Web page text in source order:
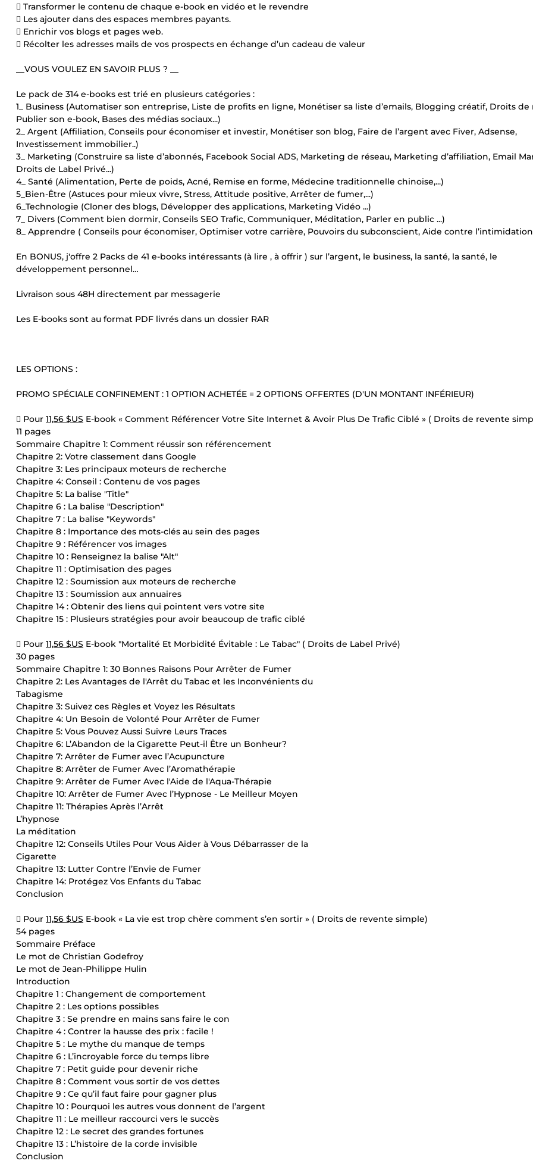
 Transformer le contenu de chaque e-book en vidéo et le revendre
 Les ajouter dans des espaces membres payants.
 Enrichir vos blogs et pages web.
 Récolter les adresses mails de vos prospects en échange d’un cadeau de valeur
__VOUS VOULEZ EN SAVOIR PLUS ? __
Le pack de 314 e-books est trié en plusieurs catégories :
1_ Business (Automatiser son entreprise, Liste de profits en ligne, Monétiser sa liste d’emails, Blogging créatif, Droits de
Publier son e-book, Bases des médias sociaux...)
2_ Argent (Affiliation, Conseils pour économiser et investir, Monétiser son blog, Faire de l’argent avec Fiver, Adsense,
Investissement immobilier..)
3_ Marketing (Construire sa liste d’abonnés, Facebook Social ADS, Marketing de réseau, Marketing d’affiliation, Email
Droits de Label Privé...)
4_ Santé (Alimentation, Perte de poids, Acné, Remise en forme, Médecine traditionnelle chinoise,...)
5_Bien-Être (Astuces pour mieux vivre, Stress, Attitude positive, Arrêter de fumer,...)
6_Technologie (Cloner des blogs, Développer des applications, Marketing Vidéo ...)
7_ Divers (Comment bien dormir, Conseils SEO Trafic, Communiquer, Méditation, Parler en public ...)
8_ Apprendre ( Conseils pour économiser, Optimiser votre carrière, Pouvoirs du subconscient, Aide contre
En BONUS, j'offre 2 Packs de 41 e-books intéressants (à lire , à offrir ) sur l’argent, le business, la santé, la santé, le
développement personnel…
Livraison sous 48H directement par messagerie
Les E-books sont au format PDF livrés dans un dossier RAR
LES OPTIONS :
PROMO SPÉCIALE CONFINEMENT : 1 OPTION ACHETÉE = 2 OPTIONS OFFERTES (D'UN MONTANT INFÉRIEUR)
 Pour 11,56 $US E-book « Comment Référencer Votre Site Internet & Avoir Plus De Trafic Ciblé » ( Droits de revente
11 pages
Sommaire Chapitre 1: Comment réussir son référencement
Chapitre 2: Votre classement dans Google
Chapitre 3: Les principaux moteurs de recherche
Chapitre 4: Conseil : Contenu de vos pages
Chapitre 5: La balise "Title"
Chapitre 6 : La balise "Description"
Chapitre 7 : La balise "Keywords"
Chapitre 8 : Importance des mots-clés au sein des pages
Chapitre 9 : Référencer vos images
Chapitre 10 : Renseignez la balise "Alt"
Chapitre 11 : Optimisation des pages
Chapitre 12 : Soumission aux moteurs de recherche
Chapitre 13 : Soumission aux annuaires
Chapitre 14 : Obtenir des liens qui pointent vers votre site
Chapitre 15 : Plusieurs stratégies pour avoir beaucoup de trafic ciblé
 Pour 11,56 $US E-book "Mortalité Et Morbidité Évitable : Le Tabac" ( Droits de Label Privé)
30 pages
Sommaire Chapitre 1: 30 Bonnes Raisons Pour Arrêter de Fumer
Chapitre 2: Les Avantages de l'Arrêt du Tabac et les Inconvénients du
Tabagisme
Chapitre 3: Suivez ces Règles et Voyez les Résultats
Chapitre 4: Un Besoin de Volonté Pour Arrêter de Fumer
Chapitre 5: Vous Pouvez Aussi Suivre Leurs Traces
Chapitre 6: L’Abandon de la Cigarette Peut-il Être un Bonheur?
Chapitre 7: Arrêter de Fumer avec l’Acupuncture
Chapitre 8: Arrêter de Fumer Avec l’Aromathérapie
Chapitre 9: Arrêter de Fumer Avec l'Aide de l'Aqua-Thérapie
Chapitre 10: Arrêter de Fumer Avec l’Hypnose - Le Meilleur Moyen
Chapitre 11: Thérapies Après l’Arrêt
L’hypnose
La méditation
Chapitre 12: Conseils Utiles Pour Vous Aider à Vous Débarrasser de la
Cigarette
Chapitre 13: Lutter Contre l’Envie de Fumer
Chapitre 14: Protégez Vos Enfants du Tabac
Conclusion
 Pour 11,56 $US E-book « La vie est trop chère comment s’en sortir » ( Droits de revente simple)
54 pages
Sommaire Préface
Le mot de Christian Godefroy
Le mot de Jean-Philippe Hulin
Introduction
Chapitre 1 : Changement de comportement
Chapitre 2 : Les options possibles
Chapitre 3 : Se prendre en mains sans faire le con
Chapitre 4 : Contrer la hausse des prix : facile !
Chapitre 5 : Le mythe du manque de temps
Chapitre 6 : L’incroyable force du temps libre
Chapitre 7 : Petit guide pour devenir riche
Chapitre 8 : Comment vous sortir de vos dettes
Chapitre 9 : Ce qu’il faut faire pour gagner plus
Chapitre 10 : Pourquoi les autres vous donnent de l’argent
Chapitre 11 : Le meilleur raccourci vers le succès
Chapitre 12 : Le secret des grandes fortunes
Chapitre 13 : L’histoire de la corde invisible
Conclusion